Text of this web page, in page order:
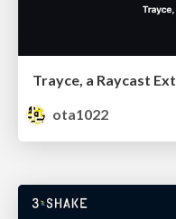
ota1022